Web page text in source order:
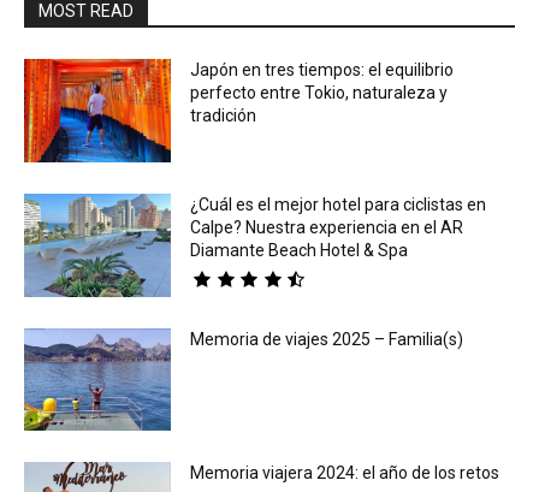
MOST READ
Japón en tres tiempos: el equilibrio
perfecto entre Tokio, naturaleza y
tradición
¿Cuál es el mejor hotel para ciclistas en
Calpe? Nuestra experiencia en el AR
Diamante Beach Hotel & Spa
Memoria de viajes 2025 – Familia(s)
Memoria viajera 2024: el año de los retos